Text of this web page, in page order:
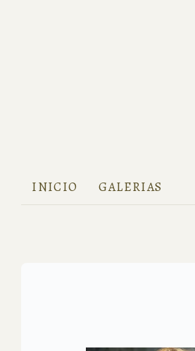
INICIO GALERIAS